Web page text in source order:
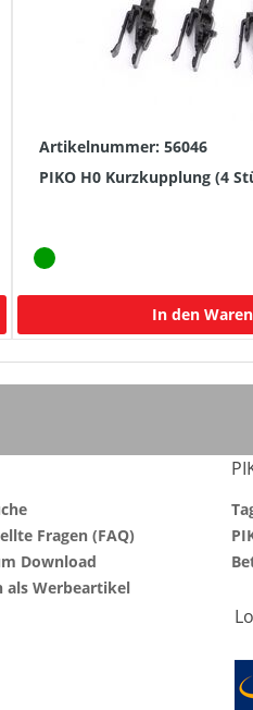
Artikelnummer: 56046
PIKO H0 Kurzkupplung (4
In den
Fragen (FAQ)
Download
als Werbeartikel